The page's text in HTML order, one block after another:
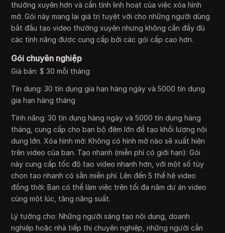
thường xuyên hơn và cần tính linh hoạt của việc xóa hình
mờ. Gói này mang lại giá trị tuyệt vời cho những người dùng
bắt đầu tạo video thường xuyên nhưng không cần đầy đủ
các tính năng được cung cấp bởi các gói cấp cao hơn.
Gói chuyên nghiệp
Giá bán: $ 30 mỗi tháng
Tín dụng: 30 tín dụng gia hạn hàng ngày và 5000 tín dụng
gia hạn hàng tháng
Tính năng: 30 tín dụng hàng ngày và 5000 tín dụng hàng
tháng, cung cấp cho bạn bộ đệm lớn để tạo khối lượng nội
dung lớn. Xóa hình mờ: Không có hình mờ nào sẽ xuất hiện
trên video của bạn. Tạo nhanh (miễn phí có giới hạn): Gói
này cung cấp tốc độ tạo video nhanh hơn, với một số tùy
chọn tạo nhanh có sẵn miễn phí. Lên đến 5 thế hệ video
đồng thời: Bạn có thể làm việc trên tối đa năm dự án video
cùng một lúc, tăng năng suất.
Lý tưởng cho: Những người sáng tạo nội dung, doanh
nghiệp hoặc nhà tiếp thị chuyên nghiệp, những người cần